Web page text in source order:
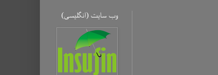
وب سایت (ا‌نگلیسی)